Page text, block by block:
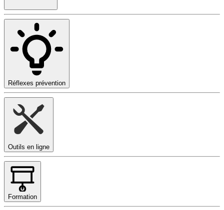
Réflexes prévention
Outils en ligne
Formation